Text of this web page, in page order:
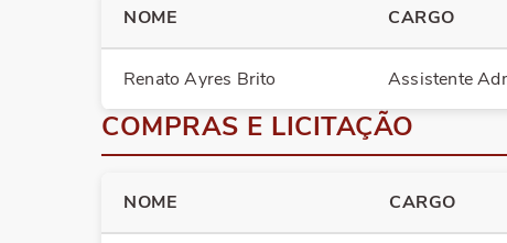
NOME CARGO
Renato Ayres Brito Assistente
COMPRAS E LICITAÇÃO
NOME CARGO